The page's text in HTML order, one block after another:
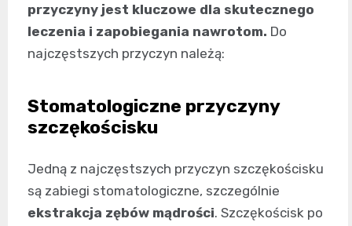
przyczyny jest kluczowe dla skutecznego
leczenia i zapobiegania nawrotom. Do
najczęstszych przyczyn należą:
Stomatologiczne przyczyny
szczękościsku
Jedną z najczęstszych przyczyn szczękościsku
są zabiegi stomatologiczne, szczególnie
ekstrakcja zębów mądrości. Szczękościsk po